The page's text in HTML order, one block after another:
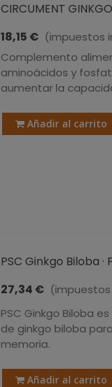
CIRCUMENT
18,15 € (impuestos
Complemento
aminoácidos y
aumentar la
Añadir al carrito
PSC Ginkgo Biloba ·
27,34 € (impuestos
PSC Ginkgo Biloba
de ginkgo biloba
memoria.
Añadir al carrito